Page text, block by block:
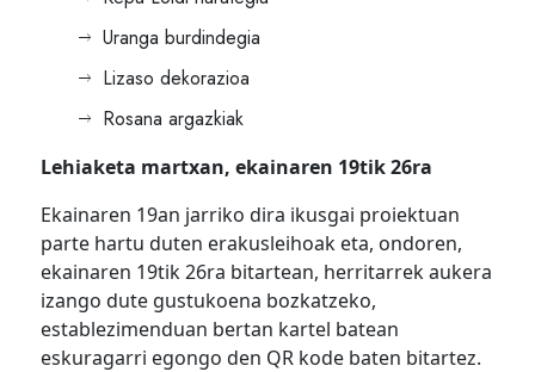
Uranga burdindegia
Lizaso dekorazioa
Rosana argazkiak
Lehiaketa martxan, ekainaren 19tik 26ra
Ekainaren 19an jarriko dira ikusgai proiektuan
parte hartu duten erakusleihoak eta, ondoren,
ekainaren 19tik 26ra bitartean, herritarrek aukera
izango dute gustukoena bozkatzeko,
establezimenduan bertan kartel batean
eskuragarri egongo den QR kode baten bitartez.